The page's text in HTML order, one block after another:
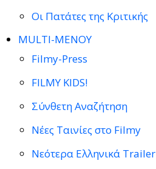
Οι Πατάτες της Κριτικής
MULTI-ΜΕΝΟΥ
Filmy-Press
FILMY KIDS!
Σύνθετη Αναζήτηση
Νέες Ταινίες στο Filmy
Νεότερα Ελληνικά Trailer